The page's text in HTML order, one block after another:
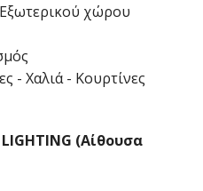
χώρου
- Χαλιά - Κουρτίνες
LIGHTING (Αίθουσα